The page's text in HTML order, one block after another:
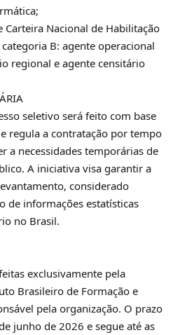
Nacional de Habilitação
B: agente operacional
regional e agente censitário
seletivo será feito com base
regula a contratação por tempo
a necessidades temporárias de
A iniciativa visa garantir a
considerado
de informações estatísticas
no Brasil.
exclusivamente pela
Brasileiro de Formação e
pela organização. O prazo
junho de 2026 e segue até as